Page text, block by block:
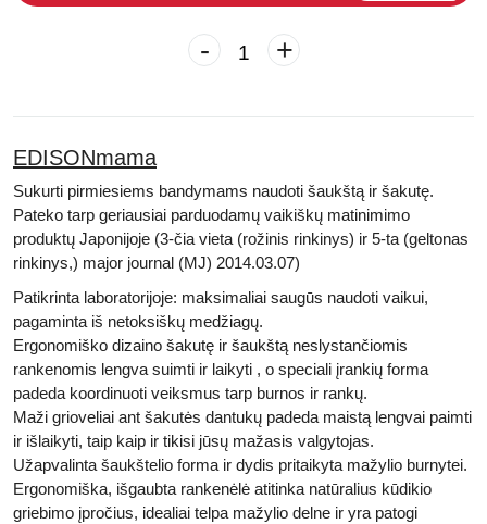
- +
EDISONmama
Sukurti pirmiesiems bandymams naudoti šaukštą ir šakutę.
Pateko tarp geriausiai parduodamų vaikiškų matinimimo
produktų Japonijoje (3-čia vieta (rožinis rinkinys) ir 5-ta (geltonas
rinkinys,) major journal (MJ) 2014.03.07)
Patikrinta laboratorijoje: maksimaliai saugūs naudoti vaikui,
pagaminta iš netoksiškų medžiagų.
Ergonomiško dizaino šakutę ir šaukštą neslystančiomis
rankenomis lengva suimti ir laikyti , o speciali įrankių forma
padeda koordinuoti veiksmus tarp burnos ir rankų.
Maži grioveliai ant šakutės dantukų padeda maistą lengvai paimti
ir išlaikyti, taip kaip ir tikisi jūsų mažasis valgytojas.
Užapvalinta šaukštelio forma ir dydis pritaikyta mažylio burnytei.
Ergonomiška, išgaubta rankenėlė atitinka natūralius kūdikio
griebimo įpročius, idealiai telpa mažylio delne ir yra patogi